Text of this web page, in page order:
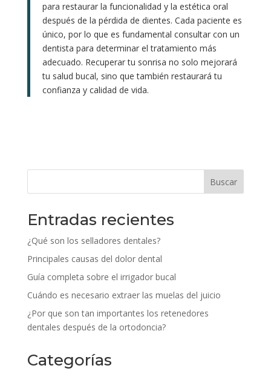
para restaurar la funcionalidad y la estética oral
después de la pérdida de dientes. Cada paciente es
único, por lo que es fundamental consultar con un
dentista para determinar el tratamiento más
adecuado. Recuperar tu sonrisa no solo mejorará
tu salud bucal, sino que también restaurará tu
confianza y calidad de vida.
Buscar
Entradas recientes
¿Qué son los selladores dentales?
Principales causas del dolor dental
Guía completa sobre el irrigador bucal
Cuándo es necesario extraer las muelas del juicio
¿Por que son tan importantes los retenedores
dentales después de la ortodoncia?
Categorías